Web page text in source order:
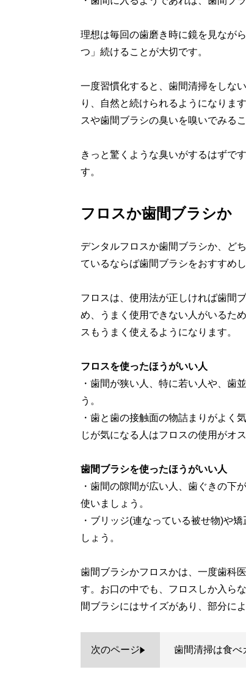
理想は毎回の歯磨き時に鏡を見なが
つ」続けることが大切です。
一度習慣化すると、歯間清掃をしな
り、自然と続けられるようになりま
スや歯間ブラシの臭いを嗅いでみる
きっと驚くような臭いがするはずで
す。
フロスか歯間ブラシか
デンタルフロスか歯間ブラシか、ど
ているならば歯間ブラシをおすすめし
フロスは、使用法が正しければ歯間
め、うまく使用できない人がいるた
スもうまく使えるようになります。
フロスを使ったほうがいい人
・歯間が狭い人、特に若い人や、歯
う。
・歯と歯の接触面の物詰まりがよ
じが気になる人はフロスの使用がオス
歯間ブラシを使ったほうがいい人
・歯間の隙間が広い人、歯ぐきの下
使いましょう。
・ブリッジ(連なっている被せ物)や
しょう。
歯間ブラシかフロスかは、一度歯科
す。お口の中でも、フロスしか入ら
間ブラシにはサイズがあり、部分に
次のページ 歯間清掃は食べ